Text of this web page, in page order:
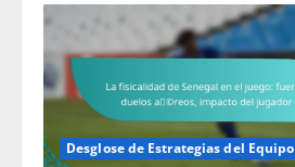
Desglose de Estrategias del Equipo